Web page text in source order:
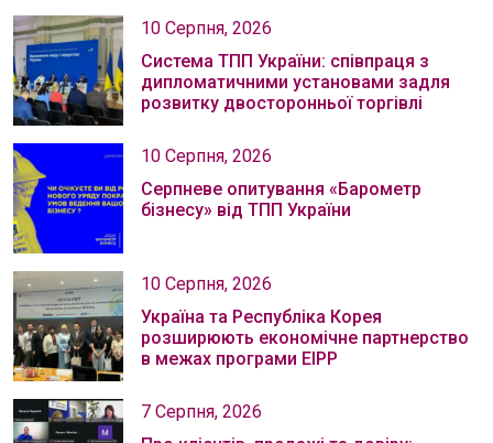
10 Серпня, 2026
Система ТПП України: співпраця з
дипломатичними установами задля
розвитку двосторонньої торгівлі
10 Серпня, 2026
Серпневе опитування «Барометр
бізнесу» від ТПП України
10 Серпня, 2026
Україна та Республіка Корея
розширюють економічне партнерство
в межах програми EIPP
7 Серпня, 2026